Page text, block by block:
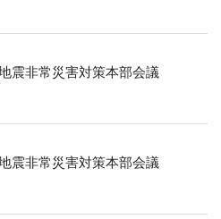
震非常災害対策本部会議
震非常災害対策本部会議